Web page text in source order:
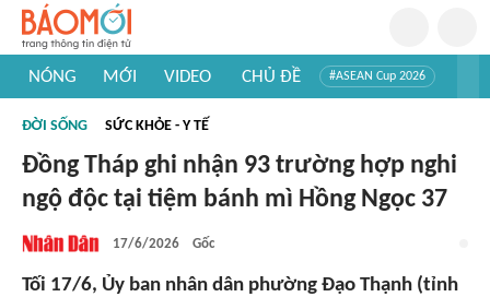
NÓNG MỚI VIDEO CHỦ ĐỀ #ASEAN Cup 2026
#Khám phá thế giới
ĐỜI SỐNG SỨC KHỎE - Y TẾ
Đồng Tháp ghi nhận 93 trường hợp nghi
ngộ độc tại tiệm bánh mì Hồng Ngọc 37
17/6/2026 Gốc
Tối 17/6, Ủy ban nhân dân phường Đạo Thạnh (tỉnh